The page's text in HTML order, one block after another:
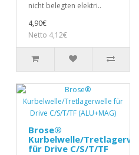
nicht belegten elektri..
4,90€
Netto 4,12€
Brose®
Kurbelwelle/
für Drive C/S/T/TF